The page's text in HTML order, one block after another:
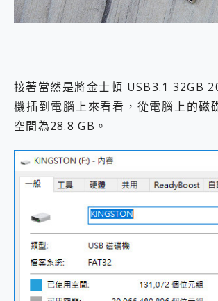
接著當然是將金士頓 USB3.1 32GB
機插到電腦上來看看，從電腦上的磁
空間為28.8 GB。